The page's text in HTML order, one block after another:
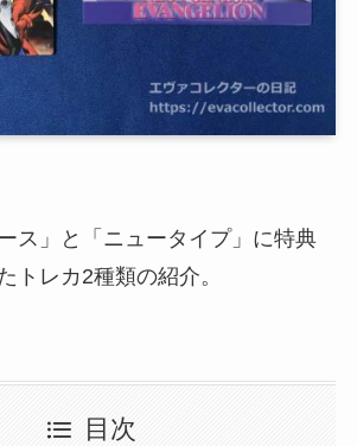
ス」と「ニュータイプ」に特典
トレカ2種類の紹介。
目次